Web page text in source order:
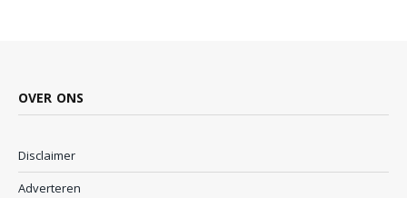
OVER ONS
Disclaimer
Adverteren